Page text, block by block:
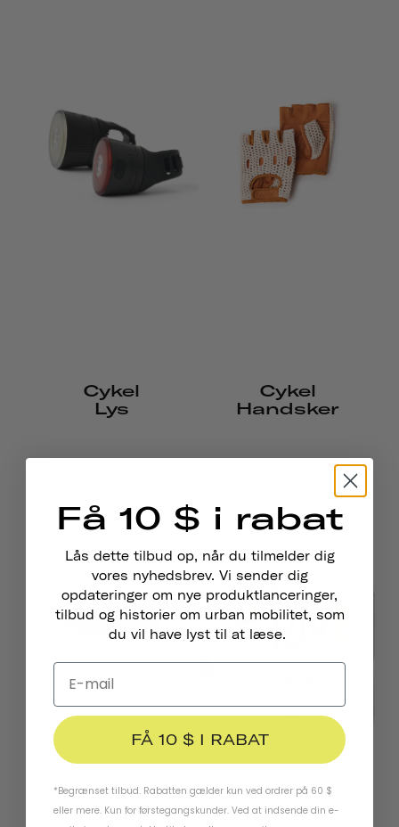
Cykel
Lys
Cykel
Handsker
Cykel
Låse
Thousand .
-tilbehør
Få 10 $ i rabat
Lås dette tilbud op, når du tilmelder dig
vores nyhedsbrev. Vi sender dig
opdateringer om nye produktlanceringer,
tilbud og historier om urban mobilitet, som
du vil have lyst til at læse.
FÅ 10 $ I RABAT
*Begrænset tilbud. Rabatten gælder kun ved ordrer på 60 $
eller mere. Kun for førstegangskunder. Ved at indsende din e-